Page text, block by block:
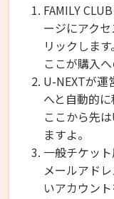
FAMILY
ージにアク
リックします。
ここが購入
U-NEXTが運
へと自動的に
ここから先
ますよ。
一般チケット
メールアド
いアカウン